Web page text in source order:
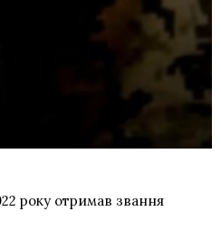
року отримав звання